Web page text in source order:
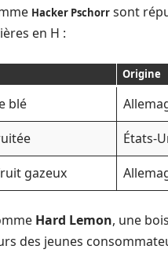
Hacker Pschorr sont
en H :
Origine
blé
États-
gazeux
Hard Lemon, une
des jeunes